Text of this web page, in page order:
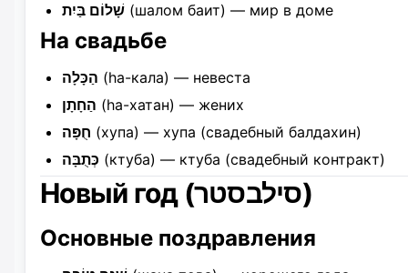
שָׁלוֹם בַּיִת (шалом баит) — мир в доме
На свадьбе
הַכָּלָה (hа-кала) — невеста
הַחָתָן (hа-хатан) — жених
חֻפָּה (хупа) — хупа (свадебный балдахин)
כְּתֻבָּה (ктуба) — ктуба (свадебный контракт)
Новый год (סילבסטר)
Основные поздравления